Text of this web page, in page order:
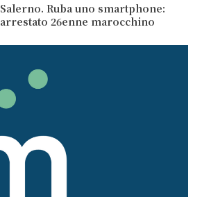
Salerno. Ruba uno smartphone:
arrestato 26enne marocchino